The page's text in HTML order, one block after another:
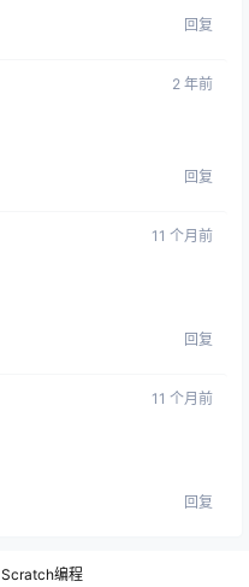
回复
2 年前
回复
11 个月前
回复
11 个月前
回复
Scratch编程